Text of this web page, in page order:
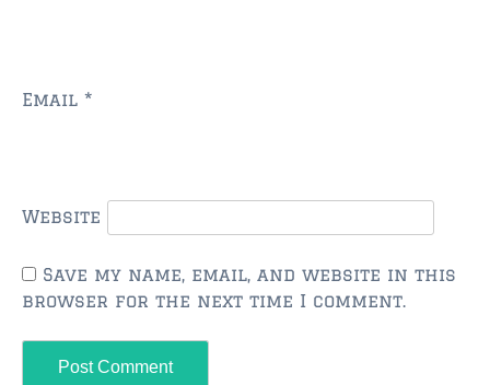
Email *
Website
Save my name, email, and website in this
browser for the next time I comment.